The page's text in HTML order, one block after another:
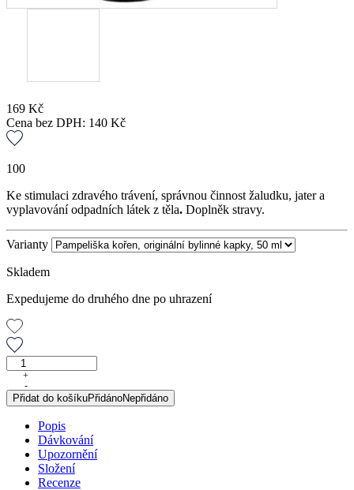
169 Kč
Cena bez DPH: 140 Kč
100
Ke stimulaci zdravého trávení, správnou činnost žaludku, jater a
vyplavování odpadních látek z těla. Doplněk stravy.
Varianty
Skladem
Expedujeme do druhého dne po uhrazení
Pampeliška
kořen,
originální
bylinné
kapky,
množství
+
-
Přidat do košíkuPřidánoNepřidáno
Popis
Dávkování
Upozornění
Složení
Recenze